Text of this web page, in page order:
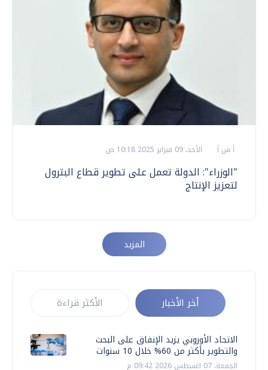
أ ش أ الأحد، 09 فبراير 2025 10:18 ص
"الوزراء": الدولة تعمل على تطوير قطاع البترول
لتعزيز الإنتاج
المزيد
أخر الأخبار الأكثر قراءة
الاتحاد الأوروبي يزيد الإنفاق على البحث
والتطوير بأكثر من 60% خلال 10 سنوات
الجمعة، 07 اغسطس 2026 09:42 م